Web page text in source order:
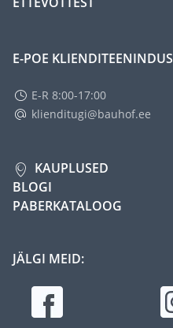
E-POE KLIENDITEENINDUS
E-R 8:00-17:00
klienditugi@bauhof.ee
KAUPLUSED
BLOGI
PABERKATALOOG
JÄLGI MEID: